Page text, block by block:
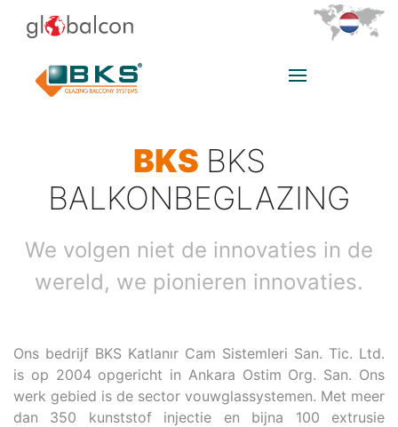
BKS BKS
BALKONBEGLAZING
We volgen niet de innovaties in de
wereld, we pionieren innovaties.
Ons bedrijf BKS Katlanır Cam Sistemleri San. Tic. Ltd.
is op 2004 opgericht in Ankara Ostim Org. San. Ons
werk gebied is de sector vouwglassystemen. Met meer
dan 350 kunststof injectie en bijna 100 extrusie